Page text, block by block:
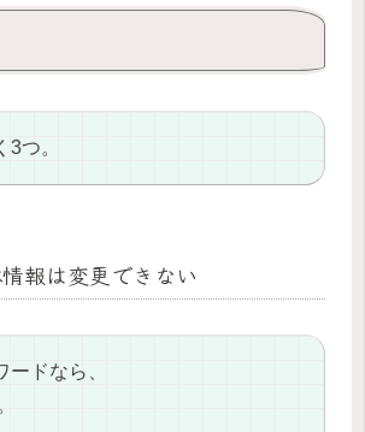
つ。
報は変更できない
ードなら、